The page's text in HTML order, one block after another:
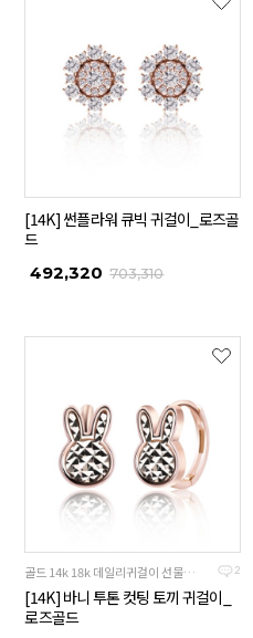
[14K] 썬플라워 큐빅 귀걸이_로즈골
드
492,320 703,310
2
골드 14k 18k 데일리귀걸이 선물추천
[14K] 바니 투톤 컷팅 토끼 귀걸이_
로즈골드